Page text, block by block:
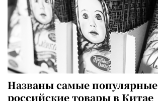
Названы самые популярные
российские товары в Китае